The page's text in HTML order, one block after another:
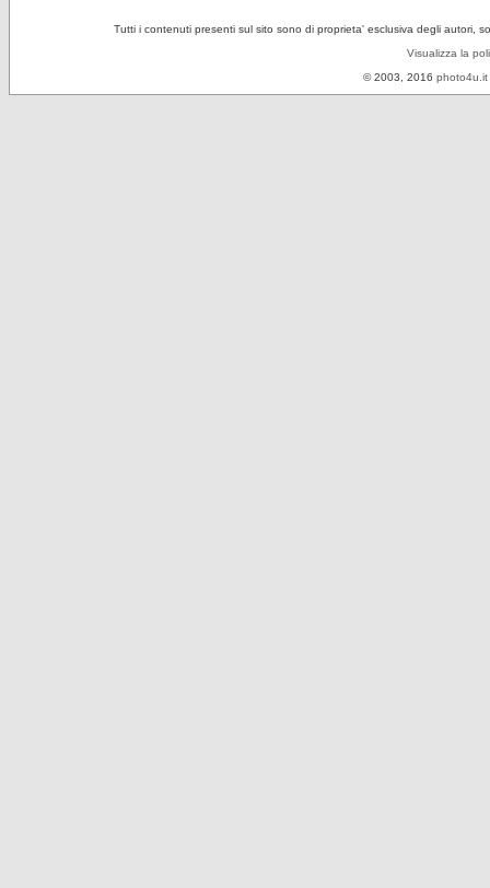
Tutti i contenuti presenti sul sito sono di proprieta' esclusiva degli autori,
Visualizza la
© 2003, 2016 photo4u.it